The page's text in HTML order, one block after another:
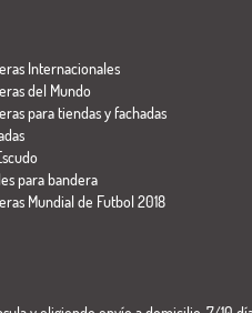
Internacionales
del Mundo
para tiendas y fachadas
para bandera
Mundial de Futbol 2018